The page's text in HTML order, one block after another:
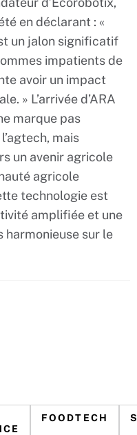
en déclarant : «
un jalon significatif
impatients de
avoir un impact
» L’arrivée d’ARA
marque pas
mais
un avenir agricole
agricole
technologie est
amplifiée et une
harmonieuse sur le
FOODTECH